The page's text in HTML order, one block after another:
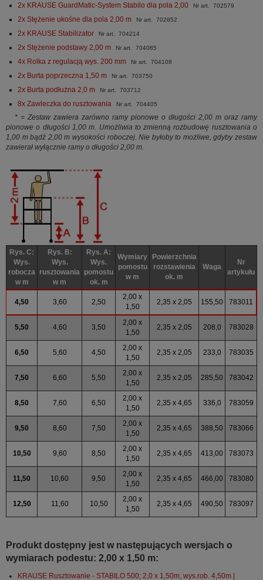
2x KRAUSE GuardMatic-System Stabilo dla pola 2,00 Nr art. 702579
2x Stężenie ukośne dla pola 2,00 m Nr art. 702852
2x KRAUSE Stabilizator Nr art. 704214
2x Stężenie podstawy 2,00 m Nr art. 704085
4x Rolka z regulacją wys. 200 mm Nr art. 704108
2x Burta poprzeczna 1,50 m Nr art. 703750
2x Burta podłużna 2,0 m Nr art. 703712
8x Zawleczka do rusztowania Nr art. 704405
* = Zestaw zawiera zarówno ramy pionowe o długości 2,00 m oraz ramy
pionowe o długości 1,00 m. Umożliwia to zmienną rozbudowę rusztowania o
1,00 m bądź 2,00 m wysokości roboczej. Nie byłoby to możliwe, gdyby zestaw
zawierał wyłącznie ramy o długości 2,00 m.
Rys. C:
Wys.
robocza
w m
Rys. B:
Wys.
rusztowania
w m
Rys. A:
Wys.
pomostu
ok. m
Wymiary
pomostu
w m
Powierzchnia
rozstawienia
ok. m
Waga
Nr
artykułu
4,50 3,60 2,50
2,00 x
1,50
2,35 x 2,05 155,50 783011
5,50 4,60 3,50
2,00 x
1,50
2,35 x 2,05 208,0 783028
6,50 5,60 4,50
2,00 x
1,50
2,35 x 2,05 233,0 783035
7,50 6,60 5,50
2,00 x
1,50
2,35 x 2,05 285,50 783042
8,50 7,60 6,50
2,00 x
1,50
2,35 x 4,65 336,0 783059
9,50 8,60 7,50
2,00 x
1,50
2,35 x 4,65 388,50 783066
10,50 9,60 8,50
2,00 x
1,50
2,35 x 4,65 413,00 783073
11,50 10,60 9,50
2,00 x
1,50
2,35 x 4,65 466,00 783080
12,50 11,60 10,50
2,00 x
1,50
2,35 x 4,65 490,50 783097
Produkt dostępny jest w następujących wersjach o
wymiarach podestu: 2,00 x 1,50 m:
KRAUSE Rusztowanie - STABILO 500; 2,0 x 1,50m, wys.rob. 4,50m |